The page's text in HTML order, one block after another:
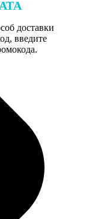
доставки
введите